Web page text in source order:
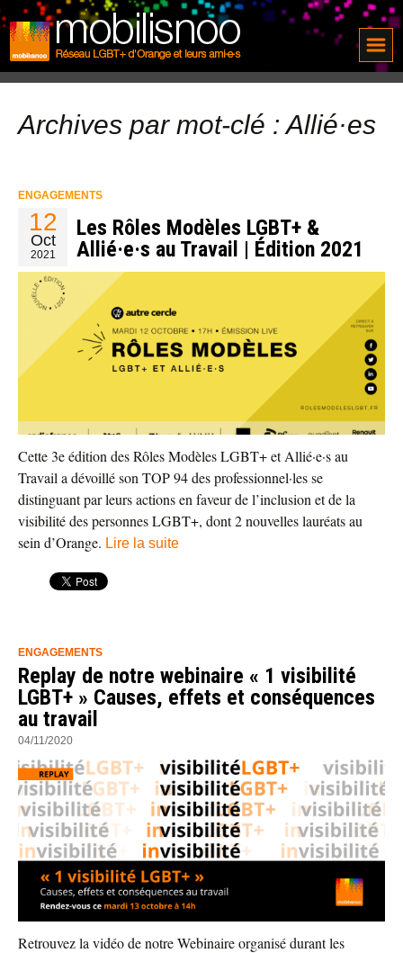
Archives par mot-clé : Allié·es
ENGAGEMENTS
12
Oct
2021
Les Rôles Modèles LGBT+ &
Allié·e·s au Travail | Édition 2021
Cette 3e édition des Rôles Modèles LGBT+ et Allié·e·s au
Travail a dévoillé son TOP 94 des professionnel·les se
distinguant par leurs actions en faveur de l’inclusion et de la
visibilité des personnes LGBT+, dont 2 nouvelles lauréats au
sein d’Orange. Lire la suite
ENGAGEMENTS
Replay de notre webinaire « 1 visibilité
LGBT+ » Causes, effets et conséquences
au travail
04/11/2020
Retrouvez la vidéo de notre Webinaire organisé durant les